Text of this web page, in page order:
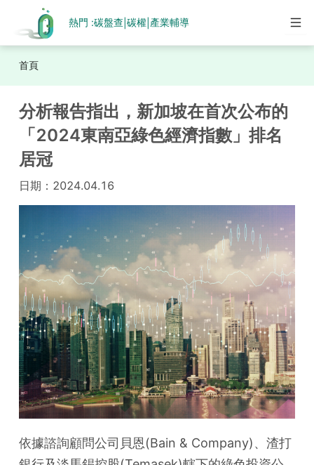
熱門 :碳盤查 碳權| 產業輔導
首頁
分析報告指出，新加坡在首次公布的
「2024東南亞綠色經濟指數」排名
居冠
日期： 2024.04.16
依據諮詢顧問公司貝恩(Bain & Company)、渣打